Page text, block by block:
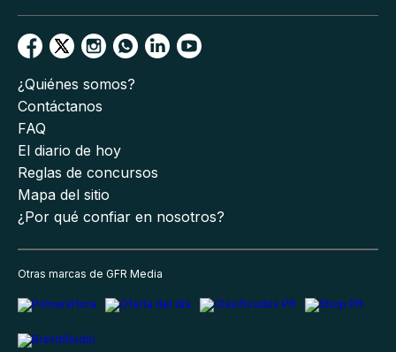
¿Quiénes somos?
Contáctanos
FAQ
El diario de hoy
Reglas de concursos
Mapa del sitio
¿Por qué confiar en nosotros?
Otras marcas de GFR Media